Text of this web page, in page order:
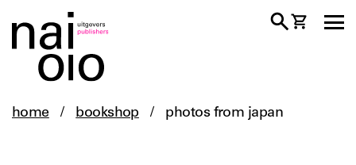
home / bookshop / photos from japan